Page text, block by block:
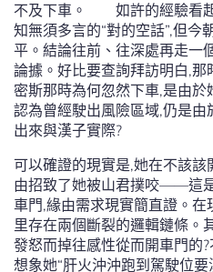
不及下車。 如許的經驗看起
知無須多言的“對的空話”,但今
平。結論往前、往深處再走一
論據。好比要查詢拜訪明白,
密斯那時為何忽然下車,是由
認為曾經駛出風險區域,仍是由
出來與漢子實際?
可以確證的現實是,她在不該
由招致了她被山君撲咬——這
車門,緣由需求現實簡直證。
里存在兩個斷裂的邏輯鏈條。
發怒而掉往感性從而開車門的
想象她“肝火沖沖跑到駕駛位